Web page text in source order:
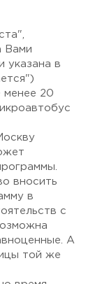
Вами
указана в
менее 20
вносить
в
с
А
той же